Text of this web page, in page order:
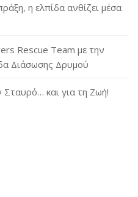
η ελπίδα ανθίζει μέσα
Rescue Team με την
Διάσωσης Δρυμού
Σταυρό… και για τη Ζωή!